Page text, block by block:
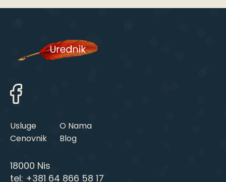
Usluge
Cenovnik
O Nama
Blog
18000 Nis
tel: +381 64 866 58 17